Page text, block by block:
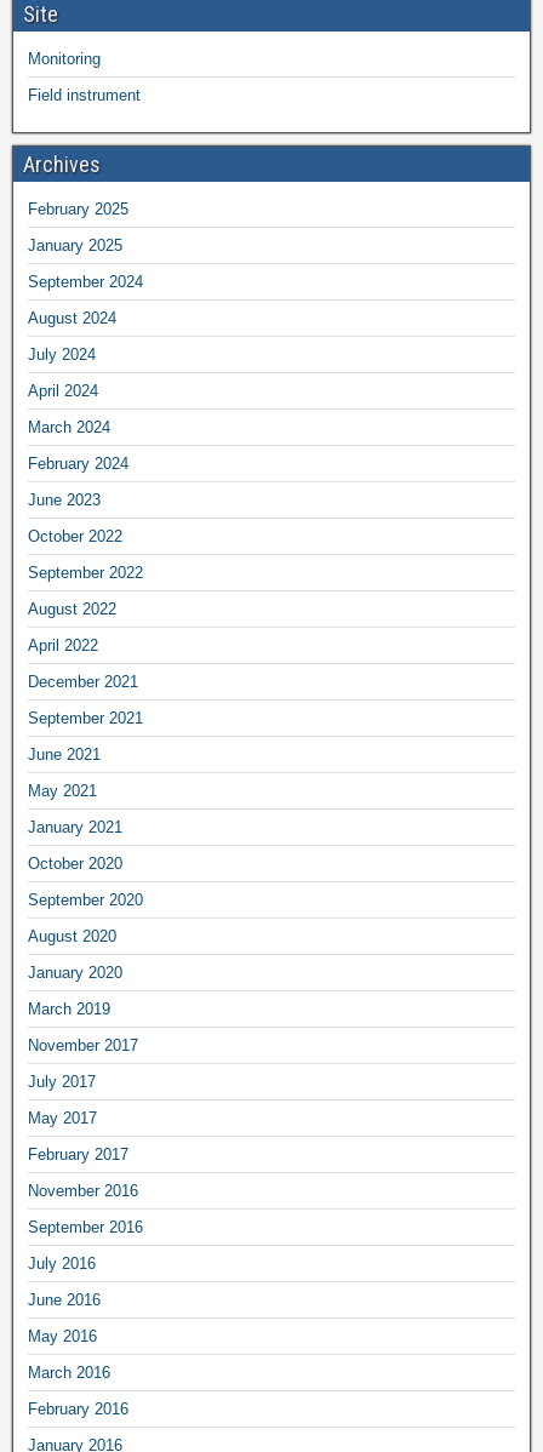
Site
Monitoring
Field instrument
Archives
February 2025
January 2025
September 2024
August 2024
July 2024
April 2024
March 2024
February 2024
June 2023
October 2022
September 2022
August 2022
April 2022
December 2021
September 2021
June 2021
May 2021
January 2021
October 2020
September 2020
August 2020
January 2020
March 2019
November 2017
July 2017
May 2017
February 2017
November 2016
September 2016
July 2016
June 2016
May 2016
March 2016
February 2016
January 2016